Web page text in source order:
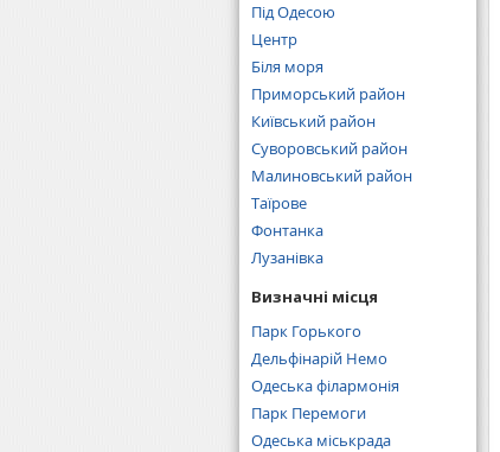
Під Одесою
Центр
Біля моря
Приморський район
Київський район
Суворовський район
Малиновський район
Таїрове
Фонтанка
Лузанівка
Визначні місця
Парк Горького
Дельфінарій Немо
Одеська філармонія
Парк Перемоги
Одеська міськрада